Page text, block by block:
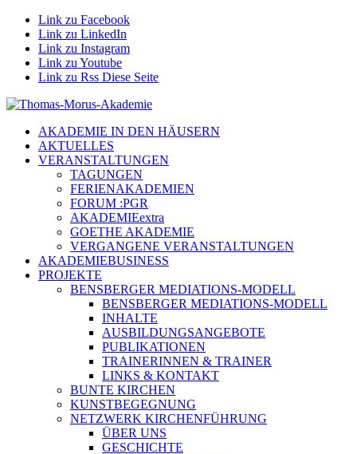
Link zu Facebook
Link zu LinkedIn
Link zu Instagram
Link zu Youtube
Link zu Rss Diese Seite
AKADEMIE IN DEN HÄUSERN
AKTUELLES
VERANSTALTUNGEN
TAGUNGEN
FERIENAKADEMIEN
FORUM :PGR
AKADEMIEextra
GOETHE AKADEMIE
VERGANGENE VERANSTALTUNGEN
AKADEMIEBUSINESS
PROJEKTE
BENSBERGER MEDIATIONS-MODELL
BENSBERGER MEDIATIONS-MODELL
INHALTE
AUSBILDUNGSANGEBOTE
PUBLIKATIONEN
TRAINERINNEN & TRAINER
LINKS & KONTAKT
BUNTE KIRCHEN
KUNSTBEGEGNUNG
NETZWERK KIRCHENFÜHRUNG
ÜBER UNS
GESCHICHTE